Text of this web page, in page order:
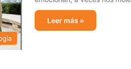
Leer más »